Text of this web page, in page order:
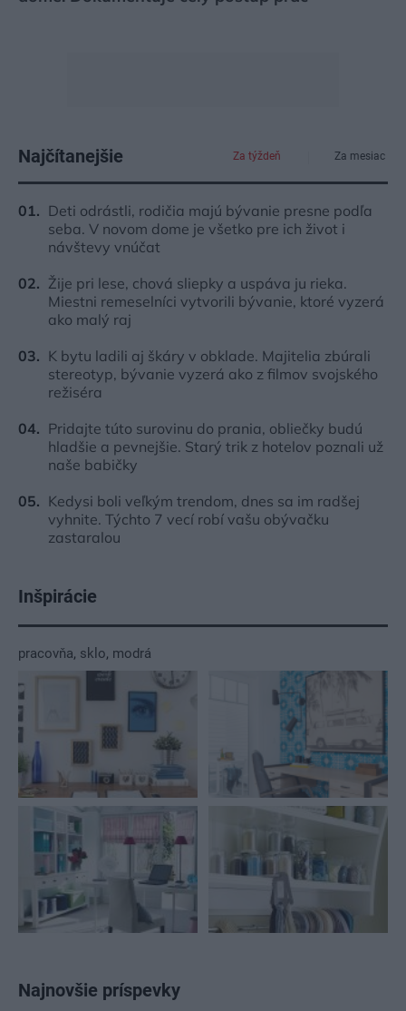
Najčítanejšie Za týždeň Za mesiac
Deti odrástli, rodičia majú bývanie presne podľa
seba. V novom dome je všetko pre ich život i
návštevy vnúčat
Žije pri lese, chová sliepky a uspáva ju rieka.
Miestni remeselníci vytvorili bývanie, ktoré vyzerá
ako malý raj
K bytu ladili aj škáry v obklade. Majitelia zbúrali
stereotyp, bývanie vyzerá ako z filmov svojského
režiséra
Pridajte túto surovinu do prania, obliečky budú
hladšie a pevnejšie. Starý trik z hotelov poznali už
naše babičky
Kedysi boli veľkým trendom, dnes sa im radšej
vyhnite. Týchto 7 vecí robí vašu obývačku
zastaralou
Inšpirácie
pracovňa, sklo, modrá
Najnovšie príspevky